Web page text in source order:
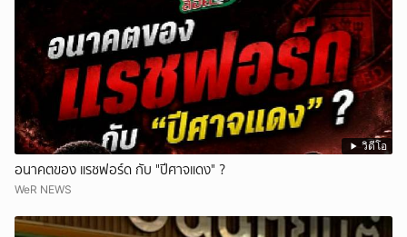
วิดีโอ
อนาคตของ แรชฟอร์ด กับ "ปีศาจแดง" ?
WeR NEWS